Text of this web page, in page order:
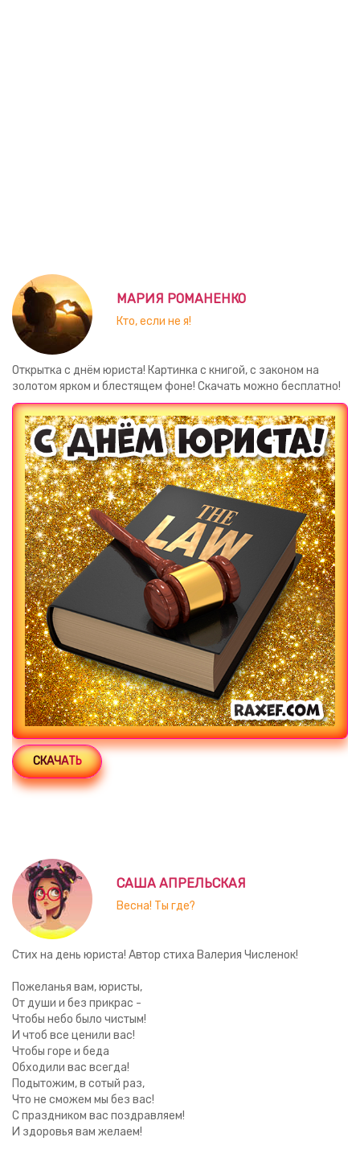
МАРИЯ РОМАНЕНКО
Кто, если не я!
Открытка с днём юриста! Картинка с книгой, с законом на
золотом ярком и блестящем фоне! Скачать можно бесплатно!
Загрузка картинки...
СКАЧАТЬ
САША АПРЕЛЬСКАЯ
Весна! Ты где?
Стих на день юриста! Автор стиха Валерия Численок!
Пожеланья вам, юристы,
От души и без прикрас -
Чтобы небо было чистым!
И чтоб все ценили вас!
Чтобы горе и беда
Обходили вас всегда!
Подытожим, в сотый раз,
Что не сможем мы без вас!
С праздником вас поздравляем!
И здоровья вам желаем!